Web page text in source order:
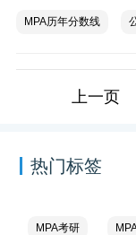
MPA历年分数线
上一页
热门标签
MPA考研